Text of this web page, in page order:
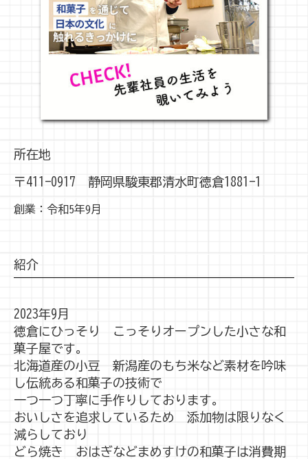
所在地
〒411-0917 静岡県駿東郡清水町徳倉1881-1
創業：令和5年9月
紹介
2023年9月
徳倉にひっそり こっそりオープンした小さな和
菓子屋です。
北海道産の小豆 新潟産のもち米など素材を吟味
し伝統ある和菓子の技術で
一つ一つ丁寧に手作りしております。
おいしさを追求しているため 添加物は限りなく
減らしており
どら焼き おはぎなどまめすけの和菓子は消費期